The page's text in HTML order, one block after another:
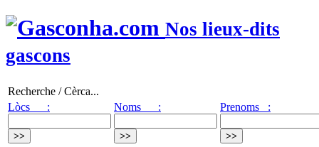
Nos lieux-dits
gascons
Recherche / Cèrca...
Lòcs :
Noms : Prenoms :